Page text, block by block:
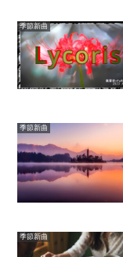
季節新曲
季節新曲
季節新曲